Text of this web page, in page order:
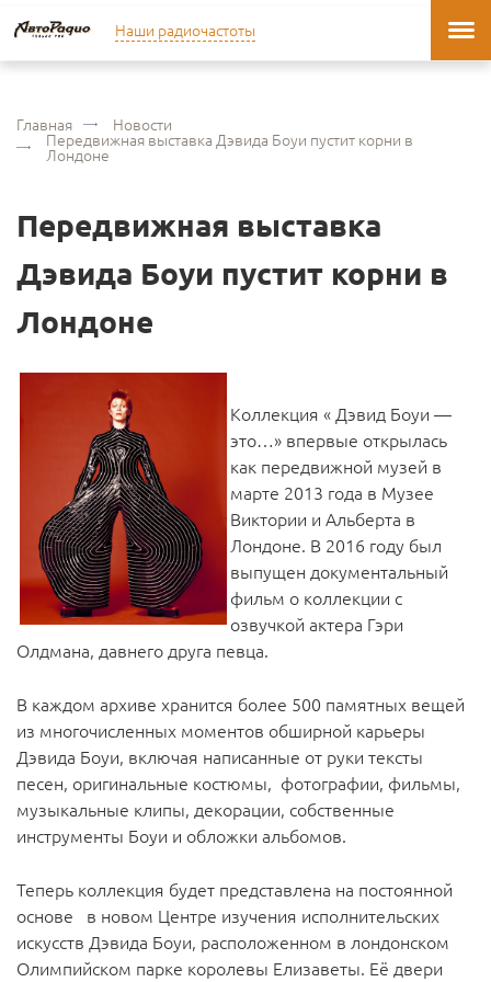
Наши радиочастоты
Главная Новости
Передвижная выставка Дэвида Боуи пустит корни в
Лондоне
Передвижная выставка
Дэвида Боуи пустит корни в
Лондоне
Коллекция « Дэвид Боуи —
это…» впервые открылась
как передвижной музей в
марте 2013 года в Музее
Виктории и Альберта в
Лондоне. В 2016 году был
выпущен документальный
фильм о коллекции с
озвучкой актера Гэри
Олдмана, давнего друга певца.
В каждом архиве хранится более 500 памятных вещей
из многочисленных моментов обширной карьеры
Дэвида Боуи, включая написанные от руки тексты
песен, оригинальные костюмы, фотографии, фильмы,
музыкальные клипы, декорации, собственные
инструменты Боуи и обложки альбомов.
Теперь коллекция будет представлена на постоянной
основе в новом Центре изучения исполнительских
искусств Дэвида Боуи, расположенном в лондонском
Олимпийском парке королевы Елизаветы. Её двери